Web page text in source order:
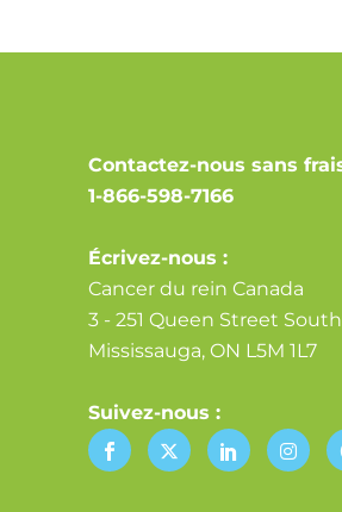
Contactez-nous sans
1-866-598-7166
Écrivez-nous :
Cancer du rein Canada
3 - 251 Queen Street
Mississauga, ON L5M 1L7
Suivez-nous :